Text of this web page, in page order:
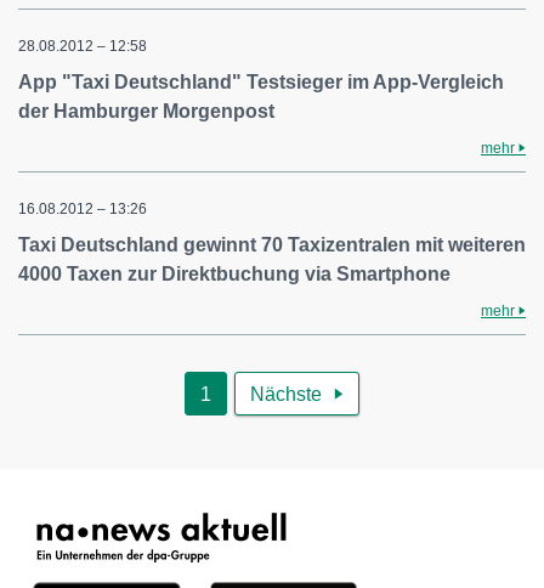
28.08.2012 – 12:58
App "Taxi Deutschland" Testsieger im App-Vergleich
der Hamburger Morgenpost
mehr
16.08.2012 – 13:26
Taxi Deutschland gewinnt 70 Taxizentralen mit weiteren
4000 Taxen zur Direktbuchung via Smartphone
mehr
1 Nächste 